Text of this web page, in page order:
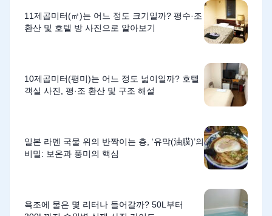
11제곱미터(㎡)는 어느 정도 크기일까? 평수·조
환산 및 호텔 방 사진으로 알아보기
10제곱미터(평미)는 어느 정도 넓이일까? 호텔
객실 사진, 평·조 환산 및 구조 해설
일본 라멘 국물 위의 반짝이는 층, ‘유막(油膜)’의
비밀: 보온과 풍미의 핵심
욕조에 물은 몇 리터나 들어갈까? 50L부터